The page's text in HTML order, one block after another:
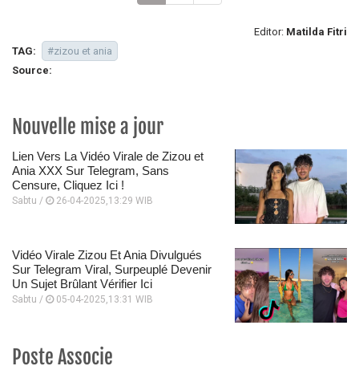
Editor: Matilda Fitri
TAG:
#zizou et ania
Source:
Nouvelle mise a jour
Lien Vers La Vidéo Virale de Zizou et
Ania XXX Sur Telegram, Sans
Censure, Cliquez Ici !
Sabtu / 26-04-2025,13:29 WIB
Vidéo Virale Zizou Et Ania Divulgués
Sur Telegram Viral, Surpeuplé Devenir
Un Sujet Brûlant Vérifier Ici
Sabtu / 05-04-2025,13:31 WIB
Poste Associe